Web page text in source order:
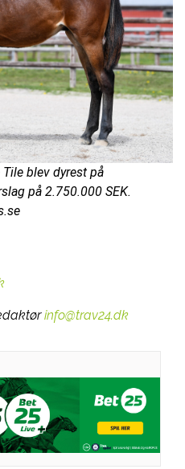
blev dyrest på
på 2.750.000 SEK.
info@trav24.dk